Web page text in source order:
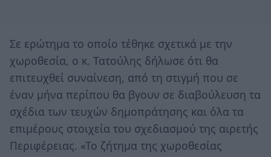
Σε ερώτημα το οποίο τέθηκε σχετικά με την
χωροθεσία, ο κ. Τατούλης δήλωσε ότι θα
επιτευχθεί συναίνεση, από τη στιγμή που σε
έναν μήνα περίπου θα βγουν σε διαβούλευση τα
σχέδια των τευχών δημοπράτησης και όλα τα
επιμέρους στοιχεία του σχεδιασμού της αιρετής
Περιφέρειας. «Το ζήτημα της χωροθεσίας